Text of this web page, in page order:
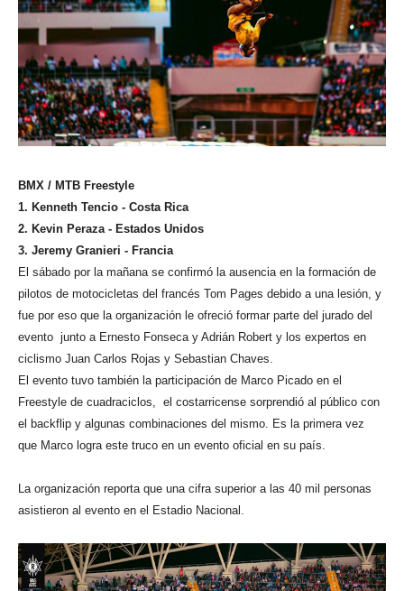
BMX / MTB Freestyle
1. Kenneth Tencio - Costa Rica
2. Kevin Peraza - Estados Unidos
3. Jeremy Granieri - Francia
El sábado por la mañana se confirmó la ausencia en la formación de
pilotos de motocicletas del francés Tom Pages debido a una lesión, y
fue por eso que la organización le ofreció formar parte del jurado del
evento junto a Ernesto Fonseca y Adrián Robert y los expertos en
ciclismo Juan Carlos Rojas y Sebastian Chaves.
El evento tuvo también la participación de Marco Picado en el
Freestyle de cuadraciclos, el costarricense sorprendió al público con
el backflip y algunas combinaciones del mismo. Es la primera vez
que Marco logra este truco en un evento oficial en su país.
La organización reporta que una cifra superior a las 40 mil personas
asistieron al evento en el Estadio Nacional.